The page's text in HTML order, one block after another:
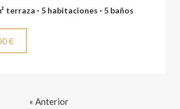
terraza · 5 habitaciones · 5 baños
€
« Anterior